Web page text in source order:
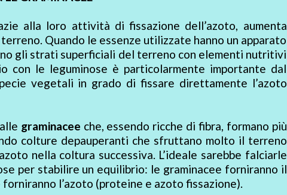
alla loro attività di fissazione dell’azoto, aumenta
Quando le essenze utilizzate hanno un apparato
gli strati superficiali del terreno con elementi nutritivi
con le leguminose è particolarmente importante dal
vegetali in grado di fissare direttamente l’azoto
graminacee che, essendo ricche di fibra, formano più
colture depauperanti che sfruttano molto il terreno
nella coltura successiva. L’ideale sarebbe falciarle
per stabilire un equilibrio: le graminacee forniranno il
l’azoto (proteine e azoto fissazione).